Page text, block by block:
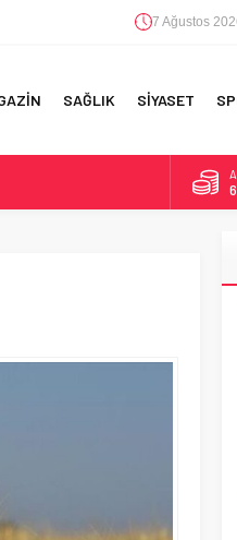
7 Ağustos
SAĞLIK SİYASET